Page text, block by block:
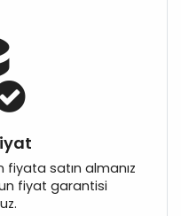
fiyata satın almanız
fiyat garantisi